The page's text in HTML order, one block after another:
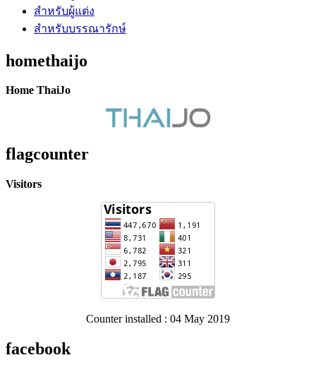
สำหรับผู้แต่ง
สำหรับบรรณารักษ์
homethaijo
Home ThaiJo
flagcounter
Visitors
Counter installed : 04 May 2019
facebook